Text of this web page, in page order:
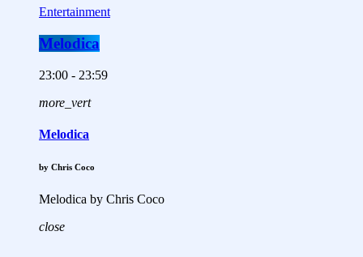
Entertainment
Melodica
23:00 - 23:59
more_vert
Melodica
by Chris Coco
Melodica by Chris Coco
close